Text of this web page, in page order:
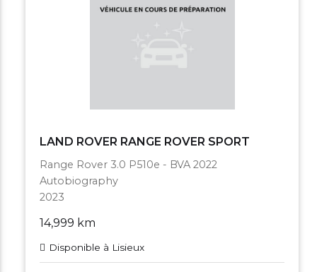
LAND ROVER RANGE ROVER SPORT
Range Rover 3.0 P510e - BVA 2022
Autobiography
2023
14,999 km
Disponible à Lisieux